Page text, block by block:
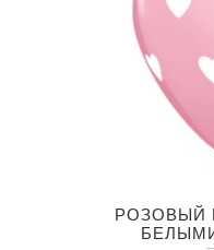
РОЗОВЫЙ